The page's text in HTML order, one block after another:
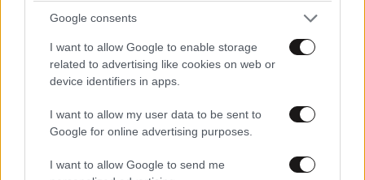
Google consents
I want to allow Google to enable storage
related to advertising like cookies on web or
device identifiers in apps.
I want to allow my user data to be sent to
Google for online advertising purposes.
I want to allow Google to send me